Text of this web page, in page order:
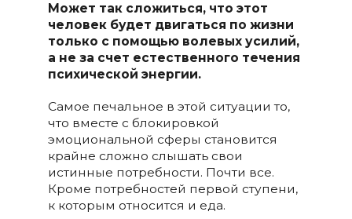
Может так сложиться, что этот
человек будет двигаться по жизни
только с помощью волевых усилий,
а не за счет естественного течения
психической энергии.
Самое печальное в этой ситуации то,
что вместе с блокировкой
эмоциональной сферы становится
крайне сложно слышать свои
истинные потребности. Почти все.
Кроме потребностей первой ступени,
к которым относится и еда.